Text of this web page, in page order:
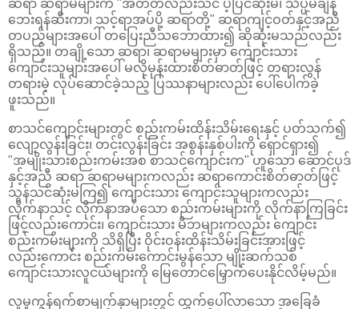
ဆရာ ဆရာမများက "အတတ်လည်းသင် ပဲ့ပြင်ဆုံးမ၊ သိပ္ပမချန်
ဘေးရန်ဆီးကာ၊ သင့်ရာအပ်ပို့ ဆရာတို့" ဆရာကျင့်ဝတ်နှင့်အညီ
တပည့်များအပေါ် တပြေးညီသဘောထား၍ ဆိုဆုံးမသည်လည်း
ရှိသည်။ တချို့သော ဆရာ၊ ဆရာမများမှာ ကျောင်းသား
ကျောင်းသူများအပေါ် မလိုမုန်းထားစိတ်ဓာတ်ဖြင့် တရားလွန်
တရားမဲ့ လုပ်ဆောင်ခဲ့သည့် ပြဿနာများလည်း ပေါ်ပေါက်ခဲ့
ဖူးသည်။
စာသင်ကျောင်းများတွင် စည်းကမ်းထိန်းသိမ်းရေးနှင့် ပတ်သက်၍
လျော့လွန်းခြင်း၊ တင်းလွန်းခြင်း အစွန်းနှစ်ပါးကို ရှောင်ရှား၍
"အမျိုးသားစည်းကမ်းအစ စာသင်ကျောင်းက" ဟူသော ဆောင်ပုဒ်
နှင့်အညီ ဆရာ ဆရာမများကလည်း ဆရာကောင်းစိတ်ဓာတ်ဖြင့်
သွန်သင်ဆုံးမကြ၍ ကျောင်းသား ကျောင်းသူများကလည်း
လိုက်နာသင့် လိုက်နာအပ်သော စည်းကမ်းများကို လိုက်နာကြခြင်း
ဖြင့်လည်းကောင်း၊ ကျောင်းသား မိဘများကလည်း ကျောင်း
စည်းကမ်းများကို သိရှိပြီး ဝိုင်းဝန်းထိန်းသိမ်းခြင်းအားဖြင့်
လည်းကောင်း စည်းကမ်းကောင်းမွန်သော မျိုးဆက်သစ်
ကျောင်းသားလူငယ်များကို မြေတောင်မြှောက်ပေးနိုင်လိမ့်မည်။
လူမှုကွန်ရက်စာမျက်နှာများတွင် ထွက်ပေါ်လာသော အခြေခံ